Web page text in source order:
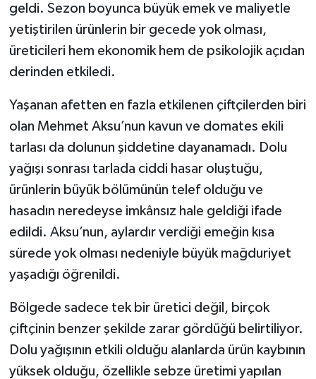
geldi. Sezon boyunca büyük emek ve maliyetle
yetiştirilen ürünlerin bir gecede yok olması,
üreticileri hem ekonomik hem de psikolojik açıdan
derinden etkiledi.
Yaşanan afetten en fazla etkilenen çiftçilerden biri
olan Mehmet Aksu’nun kavun ve domates ekili
tarlası da dolunun şiddetine dayanamadı. Dolu
yağışı sonrası tarlada ciddi hasar oluştuğu,
ürünlerin büyük bölümünün telef olduğu ve
hasadın neredeyse imkânsız hale geldiği ifade
edildi. Aksu’nun, aylardır verdiği emeğin kısa
sürede yok olması nedeniyle büyük mağduriyet
yaşadığı öğrenildi.
Bölgede sadece tek bir üretici değil, birçok
çiftçinin benzer şekilde zarar gördüğü belirtiliyor.
Dolu yağışının etkili olduğu alanlarda ürün kaybının
yüksek olduğu, özellikle sebze üretimi yapılan